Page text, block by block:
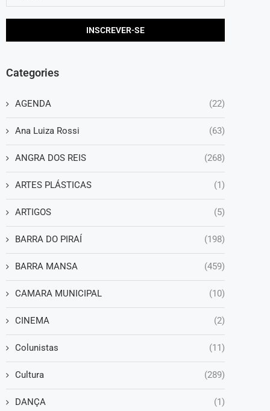
Categories
AGENDA (22)
Ana Luiza Rossi (63)
ANGRA DOS REIS (268)
ARTES PLÁSTICAS (1)
ARTIGOS (5)
BARRA DO PIRAÍ (198)
BARRA MANSA (459)
CAMARA MUNICIPAL (10)
CINEMA (2)
Colunistas (11)
Cultura (289)
DANÇA (1)